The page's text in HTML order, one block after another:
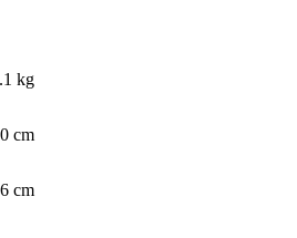
kg
cm
cm